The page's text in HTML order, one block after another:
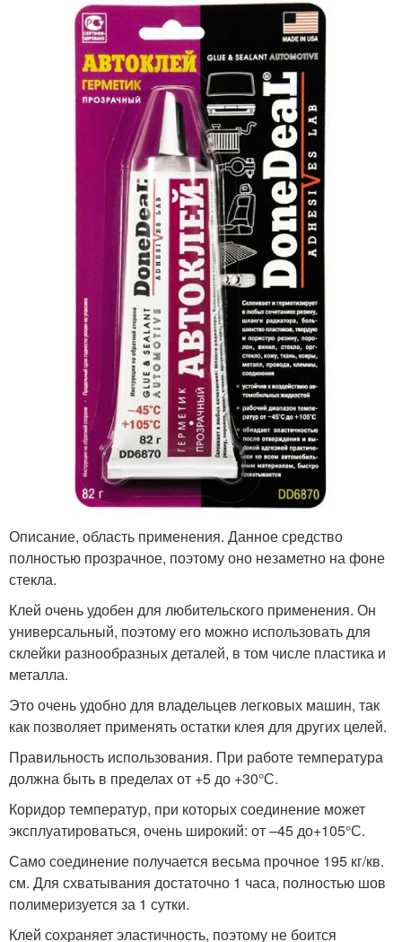
Описание, область применения. Данное средство
полностью прозрачное, поэтому оно незаметно на фоне
стекла.
Клей очень удобен для любительского применения. Он
универсальный, поэтому его можно использовать для
склейки разнообразных деталей, в том числе пластика и
металла.
Это очень удобно для владельцев легковых машин, так
как позволяет применять остатки клея для других целей.
Правильность использования. При работе температура
должна быть в пределах от +5 до +30°С.
Коридор температур, при которых соединение может
эксплуатироваться, очень широкий: от –45 до+105°С.
Само соединение получается весьма прочное 195 кг/кв.
см. Для схватывания достаточно 1 часа, полностью шов
полимеризуется за 1 сутки.
Клей сохраняет эластичность, поэтому не боится